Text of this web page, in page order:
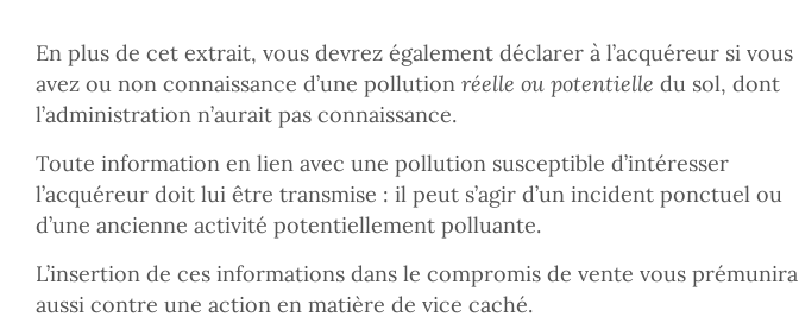
En plus de cet extrait, vous devrez également déclarer à l’acquéreur si vous
avez ou non connaissance d’une pollution réelle ou potentielle du sol, dont
l’administration n’aurait pas connaissance.
Toute information en lien avec une pollution susceptible d’intéresser
l’acquéreur doit lui être transmise : il peut s’agir d’un incident ponctuel ou
d’une ancienne activité potentiellement polluante.
L’insertion de ces informations dans le compromis de vente vous prémunira
aussi contre une action en matière de vice caché.